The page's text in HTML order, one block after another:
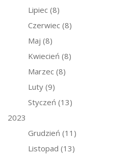
Lipiec (8)
Czerwiec (8)
Maj (8)
Kwiecień (8)
Marzec (8)
Luty (9)
Styczeń (13)
2023
Grudzień (11)
Listopad (13)